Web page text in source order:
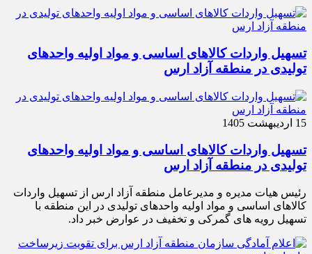
تسهیل واردات کالاهای اساسی و مواد اولیه واحدهای
تولیدی در منطقه آزاد ارس
15 اردیبهشت 1405
تسهیل واردات کالاهای اساسی و مواد اولیه واحدهای
تولیدی در منطقه آزاد ارس
رئیس هیات مدیره و مدیرعامل منطقه آزاد ارس از تسهیل واردات
کالاهای اساسی و مواد اولیه واحدهای تولیدی در این منطقه با
تسهیل رویه های گمرکی و تخفیف در عوارض خبر داد.